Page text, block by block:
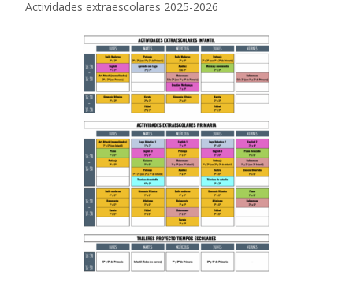
Actividades extraescolares 2025-2026